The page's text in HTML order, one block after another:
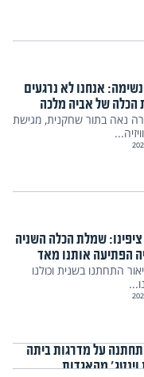
אנחנו לא נרגעים
של אביה מלכה
נאה בתור שחקנית, מגישת
שמלת הכלה השניה
הפתיעה אותנו מאד
התחתנו בשנית וכולנו
על מדרגות ביתה
מהאגדות